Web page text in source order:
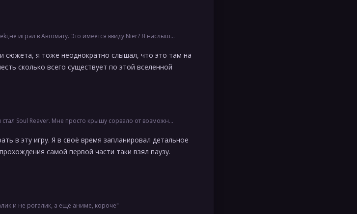
Это имеется ввиду Nier? Я наслышан о том, что в игре ебейший сюжет и/или лор, но, честно говоря, верится как …
сюжета, я тоже неоднократно слышал, что это там на
сколько всего существует по этой вселенной
просто крышу сорвало от возможности изучать мир и ходить, куда хочется и расширять доступные зоны новыми способн…
в эту игру. Я в своё время запланировал детальное
самой первой части таки взял паузу.
и не рогалик, а ещё аниме, короче"